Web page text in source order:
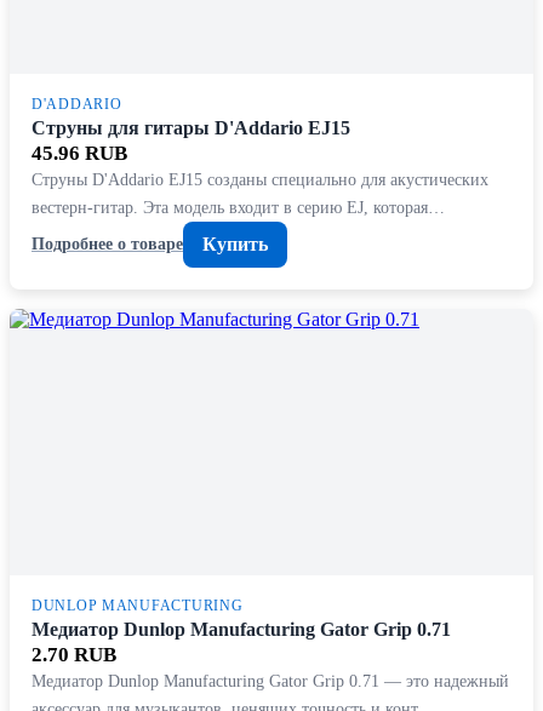
D'ADDARIO
Струны для гитары D'Addario EJ15
45.96 RUB
Струны D'Addario EJ15 созданы специально для акустических
вестерн-гитар. Эта модель входит в серию EJ, которая…
Подробнее о товаре
Купить
DUNLOP MANUFACTURING
Медиатор Dunlop Manufacturing Gator Grip 0.71
2.70 RUB
Медиатор Dunlop Manufacturing Gator Grip 0.71 — это надежный